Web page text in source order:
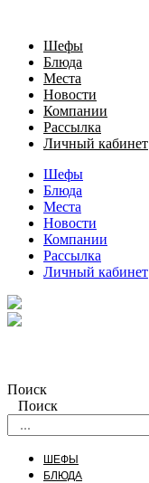
Шефы
Блюда
Места
Новости
Компании
Рассылка
Личный кабинет
Шефы
Блюда
Места
Новости
Компании
Рассылка
Личный кабинет
Поиск
Поиск
ШЕФЫ
БЛЮДА